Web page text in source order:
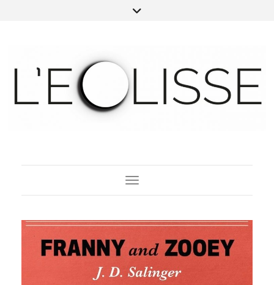
Toggle Navigation